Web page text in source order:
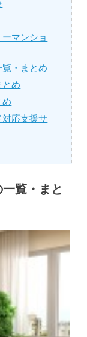
マンショ
・まとめ
め
め
応支援サ
覧・まと